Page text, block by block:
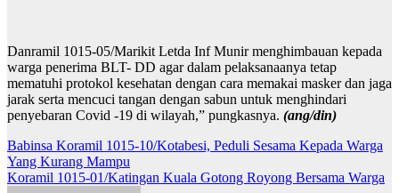
Danramil 1015-05/Marikit Letda Inf Munir menghimbauan kepada
warga penerima BLT- DD agar dalam pelaksanaanya tetap
mematuhi protokol kesehatan dengan cara memakai masker dan jaga
jarak serta mencuci tangan dengan sabun untuk menghindari
penyebaran Covid -19 di wilayah,” pungkasnya. (ang/din)
Navigasi
pos
Babinsa Koramil 1015-10/Kotabesi, Peduli Sesama Kepada Warga
Yang Kurang Mampu
Koramil 1015-01/Katingan Kuala Gotong Royong Bersama Warga